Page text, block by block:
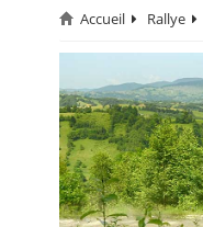
CIRCUIT
MONTAGNE
EVÈNEMENTS
CALENDRIER
Accueil Rallye